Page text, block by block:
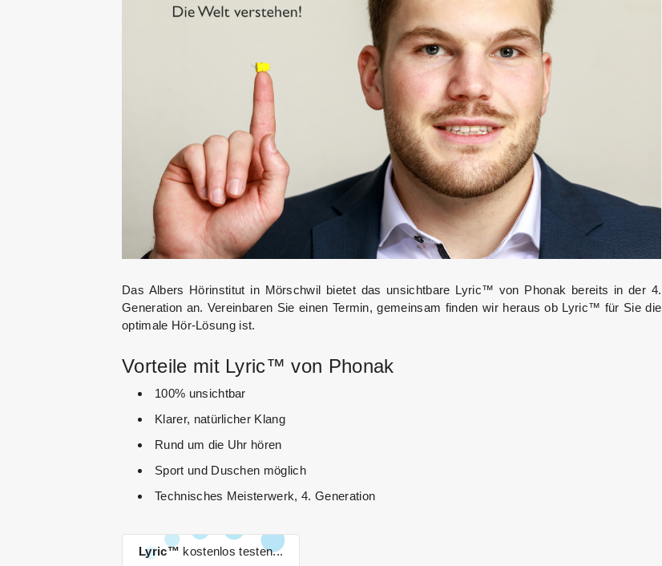
Das Albers Hörinstitut in Mörschwil bietet das unsichtbare Lyric™ von Phonak bereits in der 4.
Generation an. Vereinbaren Sie einen Termin, gemeinsam finden wir heraus ob Lyric™ für Sie die
optimale Hör-Lösung ist.
Vorteile mit Lyric™ von Phonak
100% unsichtbar
Klarer, natürlicher Klang
Rund um die Uhr hören
Sport und Duschen möglich
Technisches Meisterwerk, 4. Generation
Lyric™ kostenlos testen...